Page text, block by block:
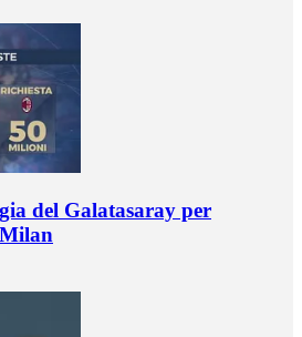
del Galatasaray per